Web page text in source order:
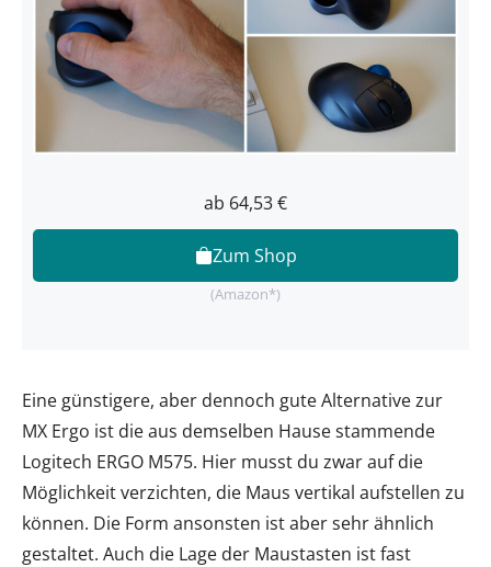
ab 64,53 €
Zum Shop
(Amazon*)
Eine günstigere, aber dennoch gute Alternative zur
MX Ergo ist die aus demselben Hause stammende
Logitech ERGO M575. Hier musst du zwar auf die
Möglichkeit verzichten, die Maus vertikal aufstellen zu
können. Die Form ansonsten ist aber sehr ähnlich
gestaltet. Auch die Lage der Maustasten ist fast